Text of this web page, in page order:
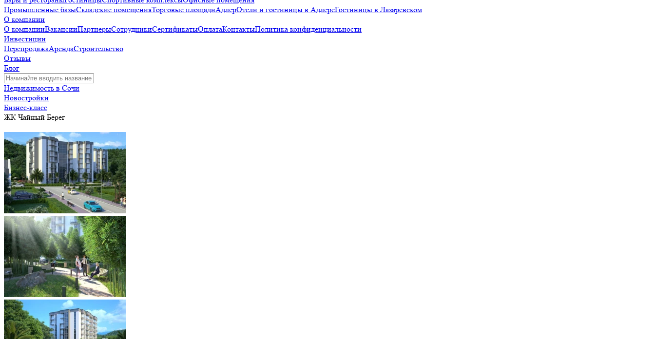
Промышленные базыСкладские помещенияТорговые площадиАдлерОтели и гостиницы в АдлереГостиницы в Лазаревском
О компании
О компанииВакансииПартнерыСотрудникиСертификатыОплатаКонтактыПолитика конфиденциальности
Инвестиции
ПерепродажаАрендаСтроительство
Отзывы
Блог
Недвижимость в Сочи
Новостройки
Бизнес-класс
ЖК Чайный Берег